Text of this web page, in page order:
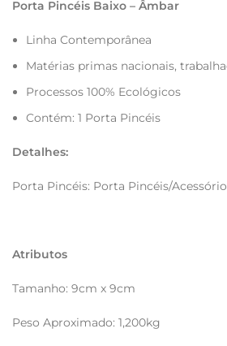
Porta Pincéis Baixo – Âmbar
Linha Contemporânea
Matérias primas nacionais,
Processos 100% Ecológicos
Contém: 1 Porta Pincéis
Detalhes:
Porta Pincéis: Porta Pincéis/
Atributos
Tamanho: 9cm x 9cm
Peso Aproximado: 1,200kg